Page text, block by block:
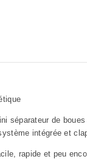
séparateur de
intégrée et
rapide et peu